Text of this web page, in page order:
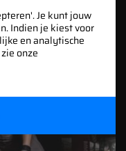
Je kunt jouw
Indien je kiest voor
en analytische
onze